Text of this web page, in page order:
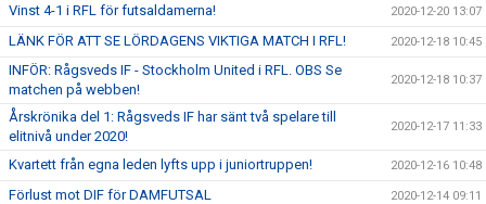
Vinst 4-1 i RFL för futsaldamerna! 2020-12-20 13:07
LÄNK FÖR ATT SE LÖRDAGENS VIKTIGA MATCH I RFL! 2020-12-18 10:45
INFÖR: Rågsveds IF - Stockholm United i RFL. OBS Se
matchen på webben!
2020-12-18 10:37
Årskrönika del 1: Rågsveds IF har sänt två spelare till
elitnivå under 2020!
2020-12-17 11:33
Kvartett från egna leden lyfts upp i juniortruppen! 2020-12-16 10:48
Förlust mot DIF för DAMFUTSAL 2020-12-14 09:11